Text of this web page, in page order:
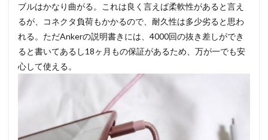
ブルはかなり曲がる。これは良く言えば柔軟性があると言え
るが、コネクタ負荷もかかるので、耐久性は多少劣ると思わ
れる。ただAnkerの説明書きには、4000回の抜き差しができ
ると書いてあるし18ヶ月もの保証があるため、万が一でも安
心して使える。